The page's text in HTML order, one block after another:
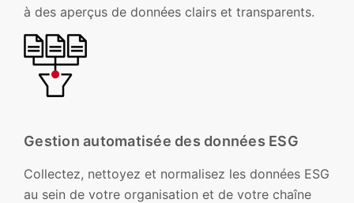
à des aperçus de données clairs et transparents.
Gestion automatisée des données ESG
Collectez, nettoyez et normalisez les données ESG
au sein de votre organisation et de votre chaîne